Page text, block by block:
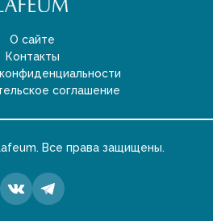
О сайте
Контакты
соглашение
Все права защищены.